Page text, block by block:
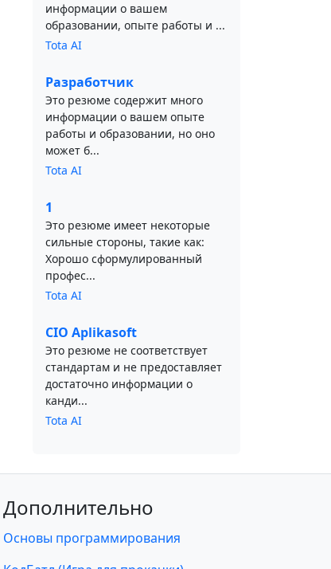
информации о вашем
образовании, опыте работы и ...
Tota AI
Разработчик
Это резюме содержит много
информации о вашем опыте
работы и образовании, но оно
может б...
Tota AI
1
Это резюме имеет некоторые
сильные стороны, такие как:
Хорошо сформулированный
профес...
Tota AI
CIO Aplikasoft
Это резюме не соответствует
стандартам и не предоставляет
достаточно информации о
канди...
Tota AI
Дополнительно
Основы программирования